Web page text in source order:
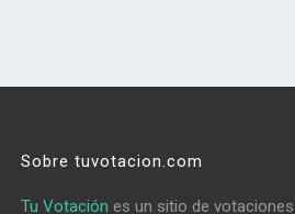
Sobre tuvotacion.com
Tu Votación es un sitio de